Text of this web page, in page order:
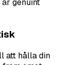
genuint
att hålla din